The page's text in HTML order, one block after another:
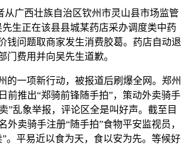
广西壮族自治区钦州市灵山县市场监管
生正在该县县城某药店采办调度类中药
钱问题取商家发生消费胶葛。药店自动退
门费用并向吴先生道歉。
一项新行动，被报道后刷爆全网。郑州
前推出“郑骑前锋随手拍”，策动外卖骑手
”乱象举报，评论区全是叫好声。截至目
外卖骑手注册“随手拍”食物平安监视员，
。平易近以食为天，食以安为先。等候好